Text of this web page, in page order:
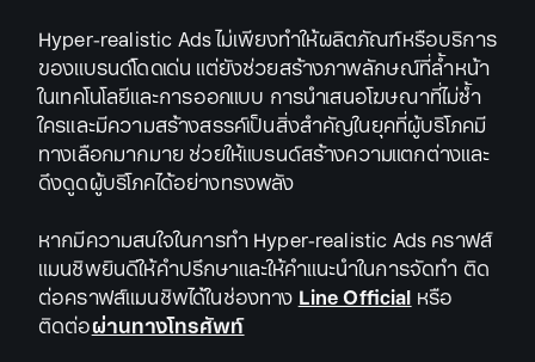
Hyper-realistic Ads ไม่เพียงทำให้ผลิตภัณฑ์หรือบริการ
ของแบรนด์โดดเด่น แต่ยังช่วยสร้างภาพลักษณ์ที่ล้ำหน้า
ในเทคโนโลยีและการออกแบบ การนำเสนอโฆษณาที่ไม่ซ้ำ
ใครและมีความสร้างสรรค์เป็นสิ่งสำคัญในยุคที่ผู้บริโภคมี
ทางเลือกมากมาย ช่วยให้แบรนด์สร้างความแตกต่างและ
ดึงดูดผู้บริโภคได้อย่างทรงพลัง
หากมีความสนใจในการทำ Hyper-realistic Ads คราฟส์
แมนชิพยินดีให้คำปรึกษาและให้คำแนะนำในการจัดทำ ติด
ต่อคราฟส์แมนชิพได้ในช่องทางLine Officialหรือ
ติดต่อผ่านทางโทรศัพท์